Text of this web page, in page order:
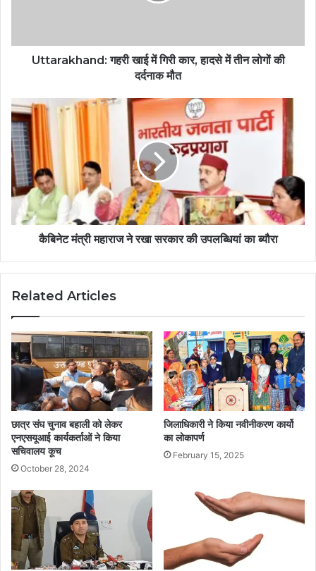
Uttarakhand: गहरी खाई में गिरी कार, हादसे में तीन लोगों की
दर्दनाक मौत
कैबिनेट मंत्री महाराज ने रखा सरकार की उपलब्धियां का ब्यौरा
Related Articles
छात्र संघ चुनाव बहाली को लेकर
एनएसयूआई कार्यकर्ताओं ने किया
सचिवालय कूच
October 28, 2024
जिलाधिकारी ने किया नवीनीकरण कार्यो
का लोकापर्ण
February 15, 2025